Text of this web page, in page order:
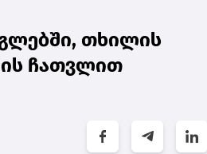
თხილის
ჩათვლით